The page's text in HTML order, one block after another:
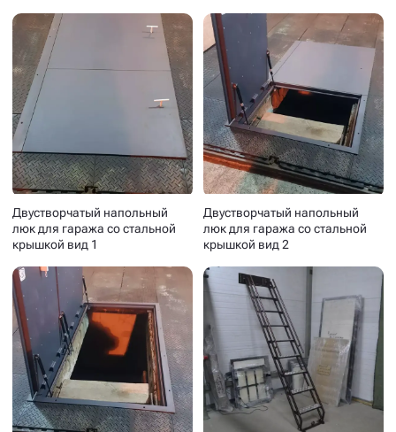
Двустворчатый напольный
люк для гаража со стальной
крышкой вид 1
Двустворчатый напольный
люк для гаража со стальной
крышкой вид 2